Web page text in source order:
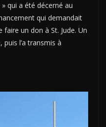
» qui a été décerné au
qui demandait
un don à St. Jude. Un
l’a transmis à